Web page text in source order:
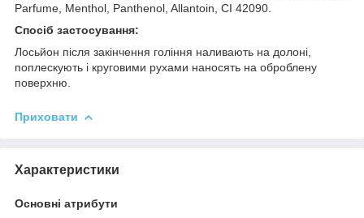
Parfume, Menthol, Panthenol, Allantoin, CI 42090.
Спосіб застосування:
Лосьйон після закінчення гоління наливають на долоні,
поплескують і круговими рухами наносять на оброблену
поверхню.
Приховати
Характеристики
Основні атрибути